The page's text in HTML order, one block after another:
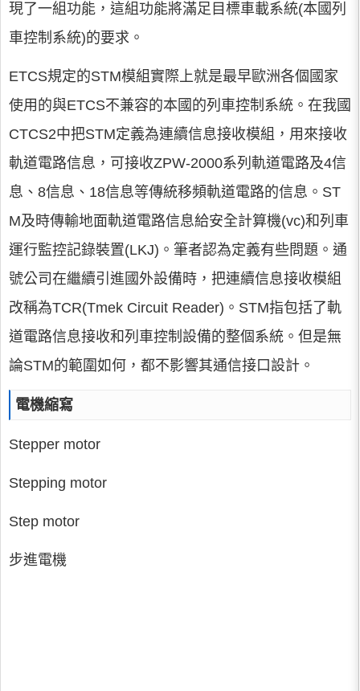
現了一組功能，這組功能將滿足目標車載系統(本國列
車控制系統)的要求。
ETCS規定的STM模組實際上就是最早歐洲各個國家
使用的與ETCS不兼容的本國的列車控制系統。在我國
CTCS2中把STM定義為連續信息接收模組，用來接收
軌道電路信息，可接收ZPW-2000系列軌道電路及4信
息、8信息、18信息等傳統移頻軌道電路的信息。ST
M及時傳輸地面軌道電路信息給安全計算機(vc)和列車
運行監控記錄裝置(LKJ)。筆者認為定義有些問題。通
號公司在繼續引進國外設備時，把連續信息接收模組
改稱為TCR(Tmek Circuit Reader)。STM指包括了軌
道電路信息接收和列車控制設備的整個系統。但是無
論STM的範圍如何，都不影響其通信接口設計。
電機縮寫
Stepper motor
Stepping motor
Step motor
步進電機